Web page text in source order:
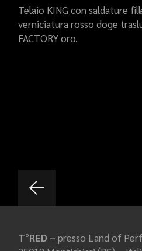
Telaio KING con saldature
verniciatura rosso doge
FACTORY oro.
T°RED –presso Land of